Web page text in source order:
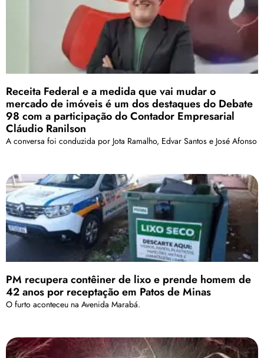
Receita Federal e a medida que vai mudar o
mercado de imóveis é um dos destaques do Debate
98 com a participação do Contador Empresarial
Cláudio Ranilson
A conversa foi conduzida por Jota Ramalho, Edvar Santos e José Afonso
PM recupera contêiner de lixo e prende homem de
42 anos por receptação em Patos de Minas
O furto aconteceu na Avenida Marabá.